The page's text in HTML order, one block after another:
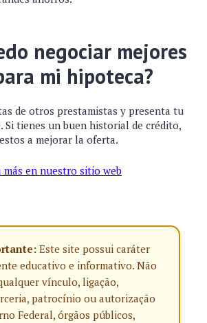
negociar mejores
mi hipoteca?
de otros prestamistas y presenta tu
Si tienes un buen historial de crédito,
a mejorar la oferta.
más en nuestro sitio web
Este site possui caráter
educativo e informativo. Não
vínculo, ligação,
patrocínio ou autorização
Federal, órgãos públicos,